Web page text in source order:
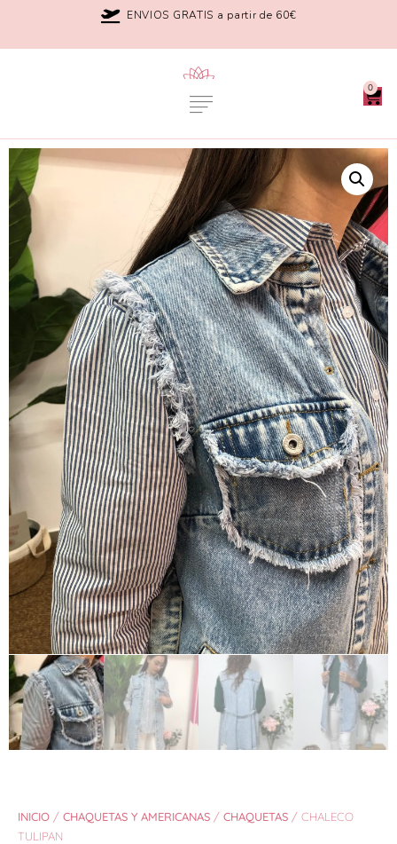
ENVIOS GRATIS a partir de 60€
0
INICIO / CHAQUETAS Y AMERICANAS / CHAQUETAS / CHALECO
TULIPAN